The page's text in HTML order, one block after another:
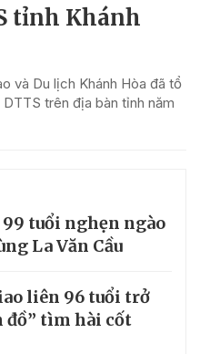
tỉnh Khánh
và Du lịch Khánh Hòa đã tổ
trên địa bàn tỉnh năm
tuổi nghẹn ngào
La Văn Cầu
liên 96 tuổi trở
đồ” tìm hài cốt